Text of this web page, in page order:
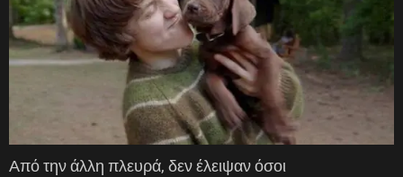
Από την άλλη πλευρά, δεν έλειψαν όσοι